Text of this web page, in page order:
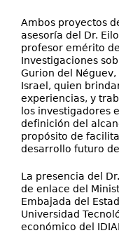
Ambos proyectos
asesoría del Dr.
profesor emérito
Investigaciones
Gurion del
Israel, quien
experiencias, y
los investigadores
definición del
propósito de
desarrollo futuro
La presencia del
de enlace del
Embajada del
Universidad
económico del